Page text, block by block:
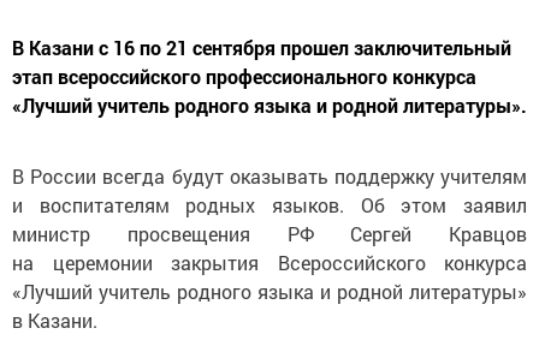
В Казани с 16 по 21 сентября прошел заключительный
этап всероссийского профессионального конкурса
«Лучший учитель родного языка и родной литературы».
В России всегда будут оказывать поддержку учителям
и воспитателям родных языков. Об этом заявил
министр просвещения РФ Сергей Кравцов
на церемонии закрытия Всероссийского конкурса
«Лучший учитель родного языка и родной литературы»
в Казани.